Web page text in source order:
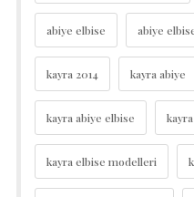
abiye elbise abiye
kayra 2014 kayra abiye
kayra abiye elbise
kayra elbise modelleri